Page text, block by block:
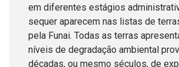
em diferentes estágios
sequer aparecem nas listas de
pela Funai. Todas as terras
níveis de degradação ambiental
décadas, ou mesmo séculos, de